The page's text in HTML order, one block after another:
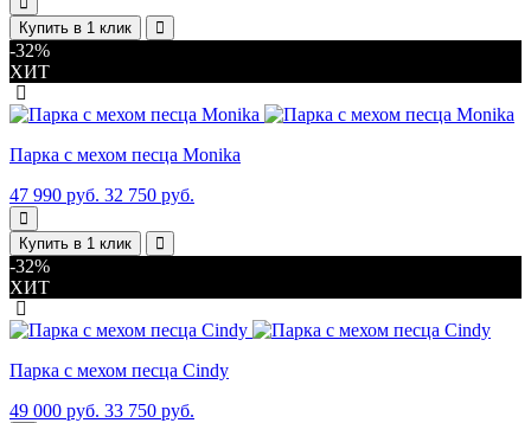
Купить в 1 клик
-32%
ХИТ
Парка с мехом песца Monika
47 990 руб. 32 750 руб.
Купить в 1 клик
-32%
ХИТ
Парка с мехом песца Cindy
49 000 руб. 33 750 руб.